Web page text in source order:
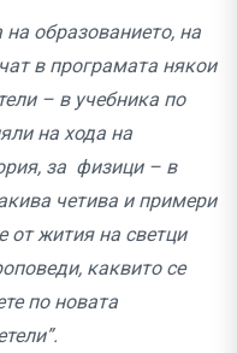
образованието, на
в програмата някои
– в учебника по
на хода на
за физици – в
четива и примери
от жития на светци
каквито се
по новата